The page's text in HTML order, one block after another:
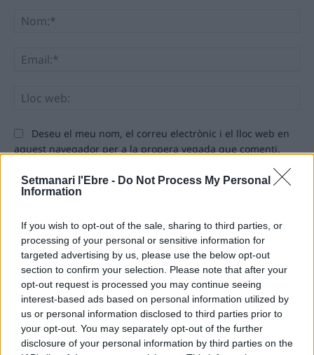
Setmanari l'Ebre - Do Not Process My Personal
Information
If you wish to opt-out of the sale, sharing to third parties, or
processing of your personal or sensitive information for
targeted advertising by us, please use the below opt-out
section to confirm your selection. Please note that after your
opt-out request is processed you may continue seeing
interest-based ads based on personal information utilized by
us or personal information disclosed to third parties prior to
your opt-out. You may separately opt-out of the further
disclosure of your personal information by third parties on the
Deseu el meu nom, el correu electrònic i el lloc web en
aquest navegador per a la propera vegada que comenti.
ÚLTIMES NOTÍCIES
L’Ajuntament de Tortosa amplia el
termini de les obres de l’aparcament
dels terrenys de Renfe per les altes
temperatures